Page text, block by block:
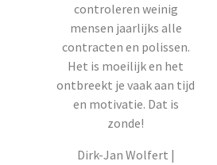
controleren weinig
mensen jaarlijks alle
contracten en polissen.
Het is moeilijk en het
ontbreekt je vaak aan tijd
en motivatie. Dat is
zonde!
Dirk-Jan Wolfert |